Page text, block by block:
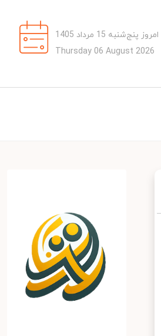
امروز پنج‌شنبه 15 مرداد 1405
Thursday 06 August 2026